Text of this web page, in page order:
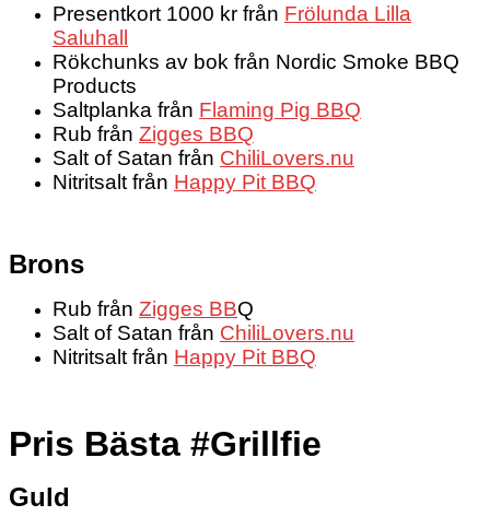
Presentkort 1000 kr från Frölunda Lilla
Saluhall
Rökchunks av bok från Nordic Smoke BBQ
Products
Saltplanka från Flaming Pig BBQ
Rub från Zigges BBQ
Salt of Satan från ChiliLovers.nu
Nitritsalt från Happy Pit BBQ
Brons
Rub från Zigges BBQ
Salt of Satan från ChiliLovers.nu
Nitritsalt från Happy Pit BBQ
Pris Bästa #Grillfie
Guld